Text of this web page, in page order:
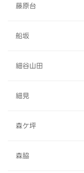
藤原台
船坂
細谷山田
細見
森ケ坪
森脇